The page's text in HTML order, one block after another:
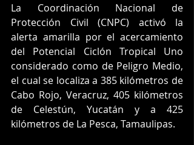
La Coordinación Nacional de
Protección Civil (CNPC) activó la
alerta amarilla por el acercamiento
del
considerado como de Peligro Medio,
el cual se localiza a 385 kilómetros de
Cabo Rojo, Veracruz, 405 kilómetros
de Celestún, Yucatán y a 425
kilómetros de La Pesca, Tamaulipas.